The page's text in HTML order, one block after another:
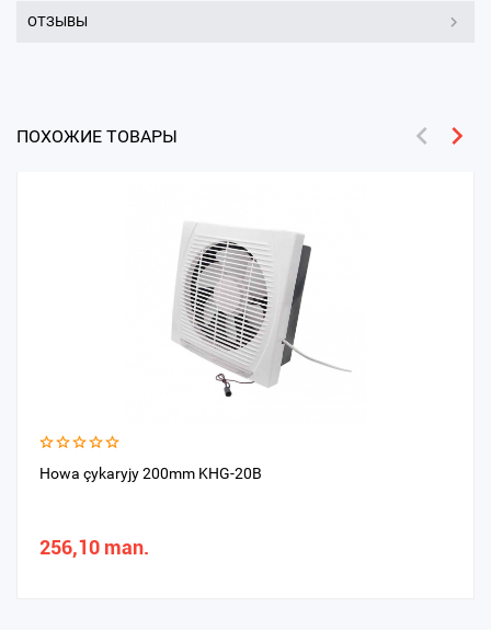
ОТЗЫВЫ
ПОХОЖИЕ ТОВАРЫ
Howa çykaryjy 200mm KHG-20B
256,10 man.